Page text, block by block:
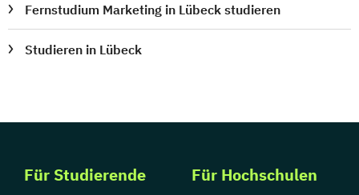
Fernstudium Marketing in Lübeck studieren
Studieren in Lübeck
Für Studierende Für Hochschulen